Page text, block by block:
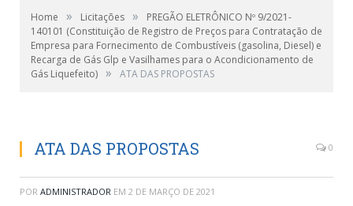
Home » Licitações »
PREGÃO ELETRÔNICO Nº 9/2021-
140101 (Constituição de Registro de Preços para Contratação de
Empresa para Fornecimento de Combustíveis (gasolina, Diesel) e
Recarga de Gás Glp e Vasilhames para o Acondicionamento de
Gás Liquefeito) » ATA DAS PROPOSTAS
ATA DAS PROPOSTAS 0
POR ADMINISTRADOR EM 2 DE MARÇO DE 2021